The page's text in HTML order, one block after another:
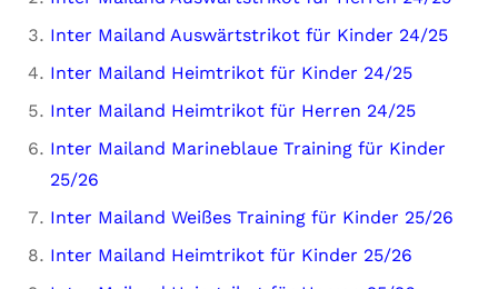
Inter Mailand Auswärtstrikot für Kinder 24/25
Inter Mailand Heimtrikot für Kinder 24/25
Inter Mailand Heimtrikot für Herren 24/25
Inter Mailand Marineblaue Training für Kinder
25/26
Inter Mailand Weißes Training für Kinder 25/26
Inter Mailand Heimtrikot für Kinder 25/26